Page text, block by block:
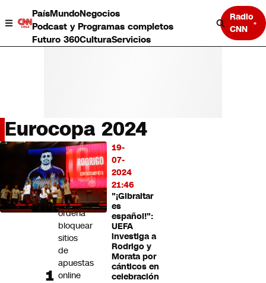
PaísMundoNegocios
Podcast y Programas completos
Futuro 360CulturaServicios
Radio
CNN
País
Mundo
Negocios
Deportes
Programas completos
Cultura
CNN tiempo
Futuro 360
Eurocopa 2024
19-
07-
2024
21:46
"¡Gibraltar
es
español!":
UEFA
investiga a
Rodrigo y
Morata por
cánticos en
celebración
LO
MÁS
LEÍDO
Tribunal
ordena
bloquear
sitios
de
apuestas
online